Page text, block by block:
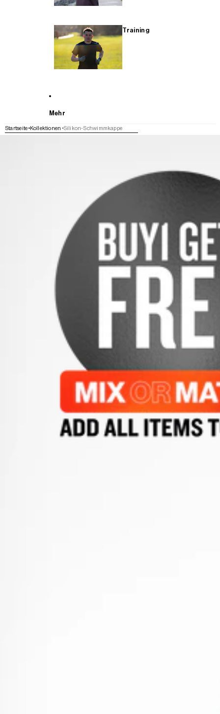
Training
Mehr
Startseite Kollektionen Silikon-Schwimmkappe
WEITER ZU DEN PRODUKTINFORMATIONEN